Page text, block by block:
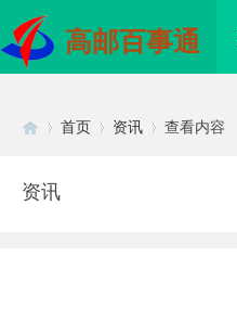
高邮百事通
首页 资讯 查看内容
资讯